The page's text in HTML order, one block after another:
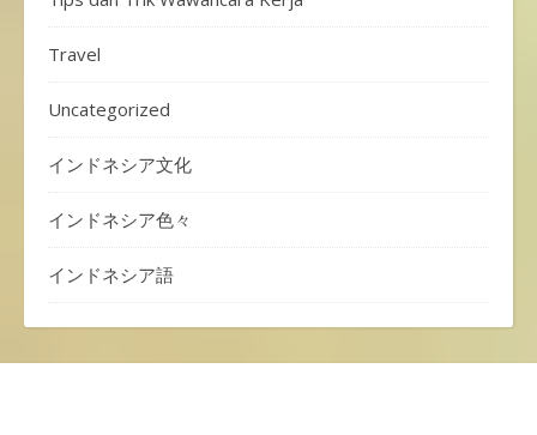
Travel
Uncategorized
インドネシア文化
インドネシア色々
インドネシア語